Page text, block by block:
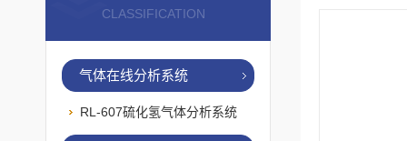
CLASSIFICATION
气体在线分析系统
RL-607硫化氢气体分析系统